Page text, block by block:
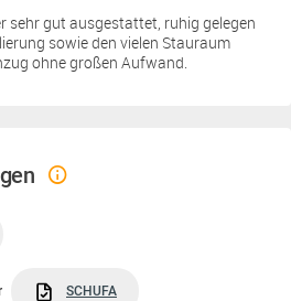
sehr gut ausgestattet, ruhig gelegen
sowie den vielen Stauraum
ohne großen Aufwand.
SCHUFA